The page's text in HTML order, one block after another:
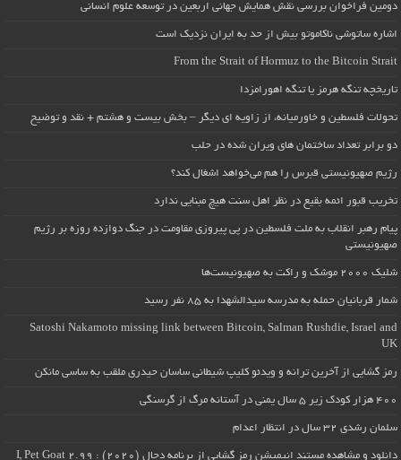
دومین فراخوان بررسی نقش همایش جهانی اربعین در توسعه علوم انسانی
اشاره ساتوشی ناکاموتو بیش از حد به ایران نزدیک است
From the Strait of Hormuz to the Bitcoin Strait
تاریخچه تنگه هرمز یا تنگه اهورامزدا
تحولات فلسطین و خاورمیانه، از زاویه ای دیگر – بخش بیست و هشتم + نقد و توضیح
دو برابر تعداد ساختمان های ویران شده در حلب
رژیم صهیونیستی قبرس را هم می‌خواهد اشغال کند؟
تخریب قبور ائمه بقیع در نظر اهل سنت هیچ مبنایی ندارد
پیام رهبر انقلاب به ملت فلسطین در پی پیروزی مقاومت در جنگ دوازده روزه بر رژیم
صهیونیستی
شلیک ۲۰۰۰ موشک و راکت به صهیونیست‌ها
شمار قربانیان حمله به مدرسه سیدالشهدا به ۸۵ نفر رسید
Satoshi Nakamoto missing link between Bitcoin, Salman Rushdie, Israel and
UK
رمز گشایی از آخرین ترانه و ویدئو کلیپ شیطانی ساسان حیدری ملقب به ساسی مانکن
۴۰۰ هزار کودک زیر ۵ سال یمنی در آستانه مرگ از گرسنگی
سلمان رشدی ۳۲ سال در انتظار اعدام
دانلود و مشاهده مستند انیمیشن رمز گشایی از برنامه دجال (۲۰۲۰) : I, Pet Goat 2.99